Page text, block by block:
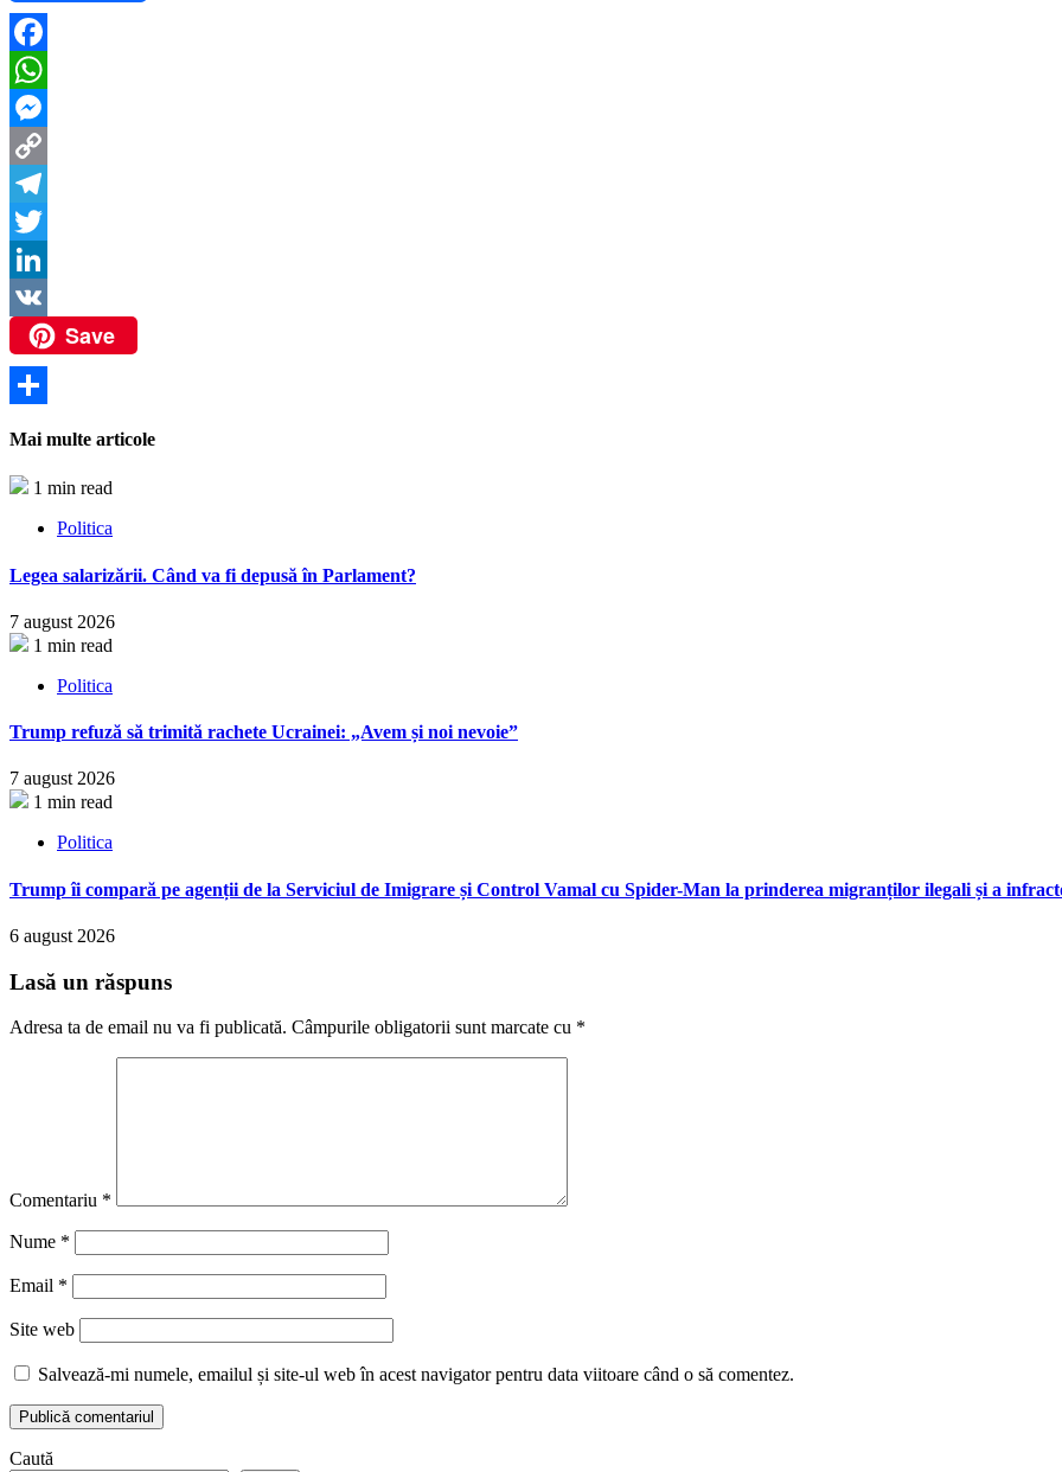
Facebook
WhatsApp
Messenger
Copy
Link
Telegram
Twitter
LinkedIn
VK
Save
Mai multe articole
1 min read
Politica
Legea salarizării. Când va fi depusă în Parlament?
7 august 2026
1 min read
Politica
Trump refuză să trimită rachete Ucrainei: „Avem și noi nevoie”
7 august 2026
1 min read
Politica
Trump îi compară pe agenții de la Serviciul de Imigrare și Control Vamal cu Spider-Man la prinderea migranților ilegali și a
6 august 2026
Lasă un răspuns
Adresa ta de email nu va fi publicată. Câmpurile obligatorii sunt marcate cu *
Comentariu *
Nume *
Email *
Site web
Salvează-mi numele, emailul și site-ul web în acest navigator pentru data viitoare când o să comentez.
Caută